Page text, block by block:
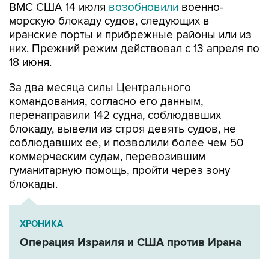
ВМС США 14 июля возобновили военно-
морскую блокаду судов, следующих в
иранские порты и прибрежные районы или из
них. Прежний режим действовал с 13 апреля по
18 июня.
За два месяца силы Центрального
командования, согласно его данным,
перенаправили 142 судна, соблюдавших
блокаду, вывели из строя девять судов, не
соблюдавших ее, и позволили более чем 50
коммерческим судам, перевозившим
гуманитарную помощь, пройти через зону
блокады.
ХРОНИКА
Операция Израиля и США против Ирана